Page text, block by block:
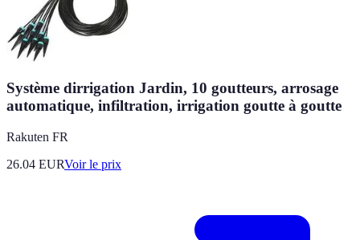
Système dirrigation Jardin, 10 goutteurs, arrosage
automatique, infiltration, irrigation goutte à goutte
Rakuten FR
26.04 EURVoir le prix